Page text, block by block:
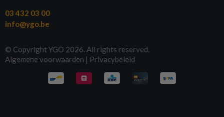
03 432 03 00
info@ygo.be
© Copyright YGO 2026. All rights reserved.
Algemene voorwaarden | Privacybeleid